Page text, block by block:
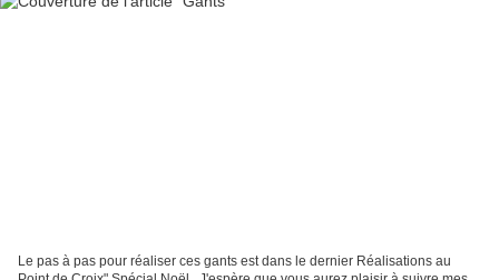
Le pas à pas pour réaliser ces gants est dans le dernier Réalisations au